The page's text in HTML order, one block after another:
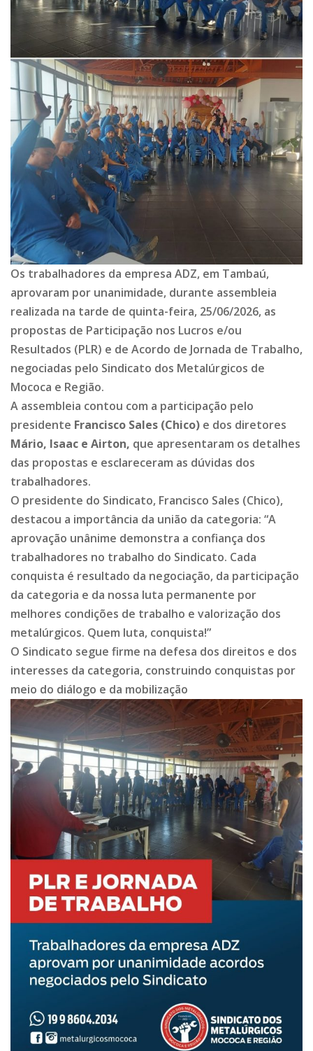
Os trabalhadores da empresa ADZ, em Tambaú,
aprovaram por unanimidade, durante assembleia
realizada na tarde de quinta-feira, 25/06/2026, as
propostas de Participação nos Lucros e/ou
Resultados (PLR) e de Acordo de Jornada de Trabalho,
negociadas pelo Sindicato dos Metalúrgicos de
Mococa e Região.
A assembleia contou com a participação pelo
presidente Francisco Sales (Chico) e dos diretores
Mário, Isaac e Airton, que apresentaram os detalhes
das propostas e esclareceram as dúvidas dos
trabalhadores.
O presidente do Sindicato, Francisco Sales (Chico),
destacou a importância da união da categoria: “A
aprovação unânime demonstra a confiança dos
trabalhadores no trabalho do Sindicato. Cada
conquista é resultado da negociação, da participação
da categoria e da nossa luta permanente por
melhores condições de trabalho e valorização dos
metalúrgicos. Quem luta, conquista!”
O Sindicato segue firme na defesa dos direitos e dos
interesses da categoria, construindo conquistas por
meio do diálogo e da mobilização